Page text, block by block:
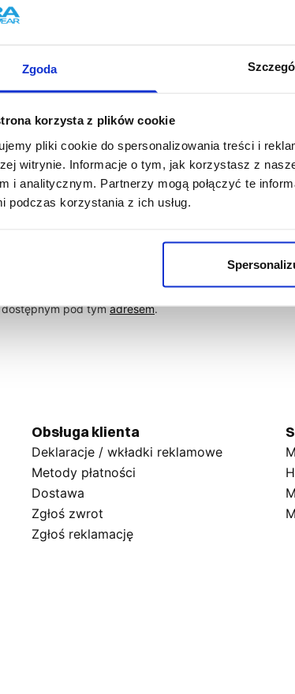
Zgoda
korzysta z plików cookie
pliki cookie do spersonalizowania treści i
witrynie. Informacje o tym, jak korzystasz z
i analitycznym. Partnerzy mogą połączyć te
podczas korzystania z ich usług.
Nasz
Zapisz się do naszego
nowości w
Akceptuję regulamin oraz zapoznałem/am się z
dostępnym pod tymadresem.
Obsługa klienta
Deklaracje / wkładki reklamowe
Metody płatności
Dostawa
Zgłoś zwrot
Zgłoś reklamację